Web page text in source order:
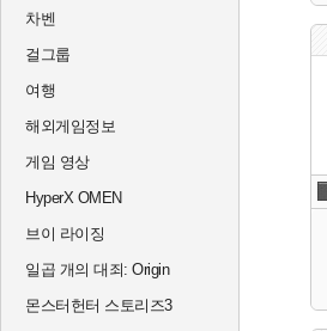
차벤
걸그룹
여행
해외게임정보
게임 영상
HyperX OMEN
브이 라이징
일곱 개의 대죄: Origin
몬스터헌터 스토리즈3